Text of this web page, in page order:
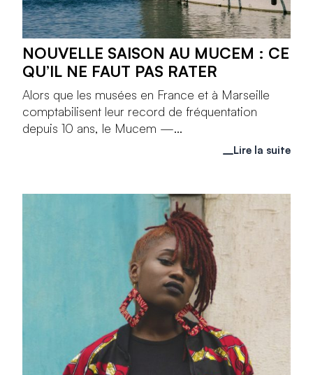
NOUVELLE SAISON AU MUCEM : CE
QU’IL NE FAUT PAS RATER
Alors que les musées en France et à Marseille
comptabilisent leur record de fréquentation
depuis 10 ans, le Mucem —...
Lire la suite